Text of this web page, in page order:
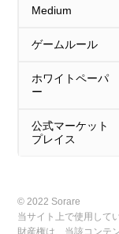
Medium
ゲームルール
ホワイトペーパ
ー
公式マーケット
プレイス
© 2022 Sorare
当サイト上で使用して
財産権は、当該コンテ